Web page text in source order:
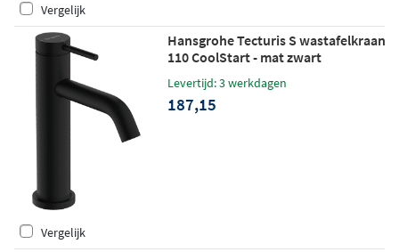
Vergelijk
Hansgrohe Tecturis S wastafelkraan
110 CoolStart - mat zwart
Levertijd: 3 werkdagen
187,15
Vergelijk